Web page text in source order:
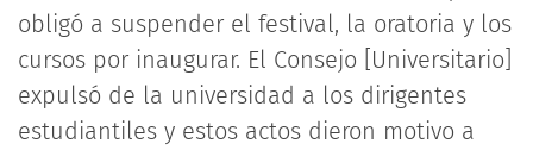
obligó a suspender el festival, la oratoria y los
cursos por inaugurar. El Consejo [Universitario]
expulsó de la universidad a los dirigentes
estudiantiles y estos actos dieron motivo a